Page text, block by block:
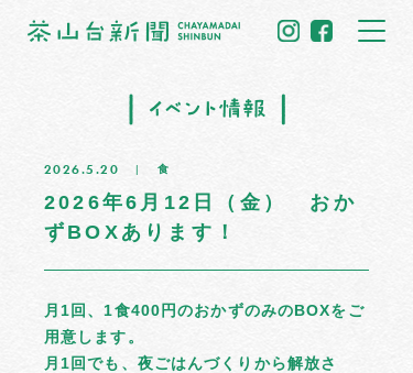
トップ
住民だより
イベント情報
募集掲示板
茶山のひと
2026.5.20 食
2026年6月12日（金） おか
ずBOXあります！
月1回、1食400円のおかずのみのBOXをご
用意します。
月1回でも、夜ごはんづくりから解放さ